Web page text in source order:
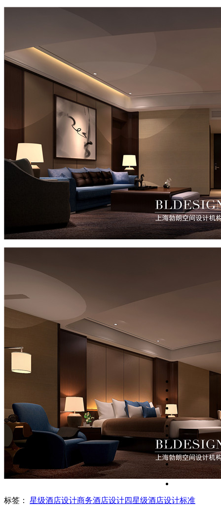
标签： 星级酒店设计商务酒店设计四星级酒店设计标准